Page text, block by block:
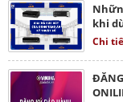
khi
Chi